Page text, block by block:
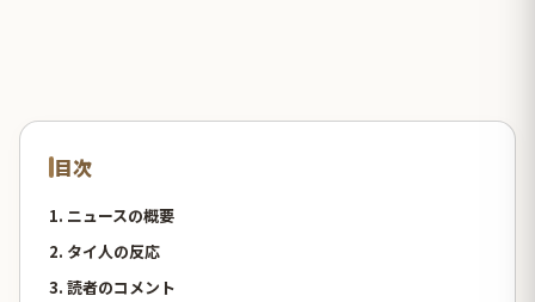
目次
1. ニュースの概要
2. タイ人の反応
3. 読者のコメント